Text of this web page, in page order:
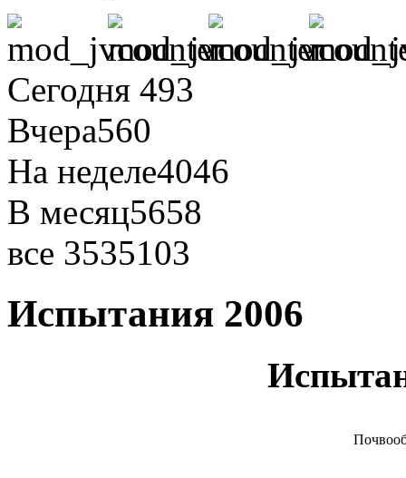
Сегодня 493
Вчера560
На неделе4046
В месяц5658
все 3535103
Испытания 2006